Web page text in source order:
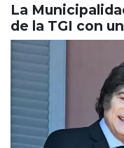
La
de la TGI con